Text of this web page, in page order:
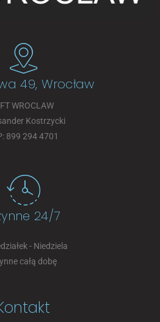
49, Wrocław
WROCLAW
Kostrzycki
899 294 4701
24/7
- Niedziela
całą dobę